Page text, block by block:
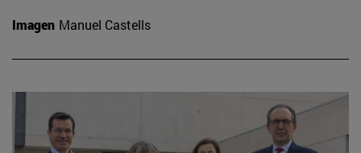
Imagen Manuel Castells